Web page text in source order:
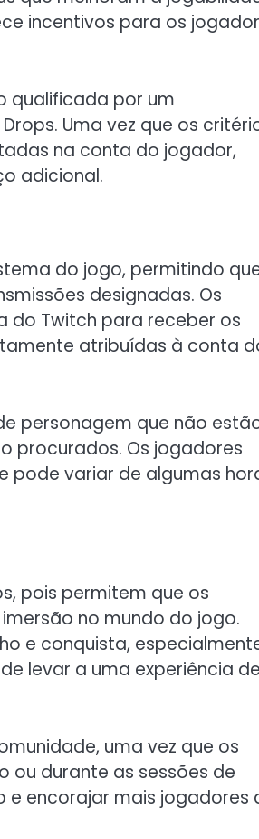
incentivos para os
qualificada por um
Uma vez que os
na conta do jogador,
adicional.
do jogo, permitindo
designadas. Os
do Twitch para receber os
atribuídas à conta
personagem que não
procurados. Os jogadores
pode variar de algumas
pois permitem que os
no mundo do jogo.
e conquista,
levar a uma experiência de
uma vez que os
ou durante as sessões de
e encorajar mais jogadores